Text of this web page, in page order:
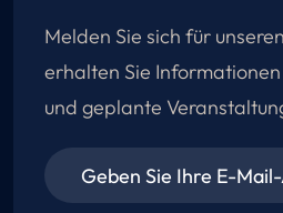
Melden Sie sich für
erhalten Sie
und geplante